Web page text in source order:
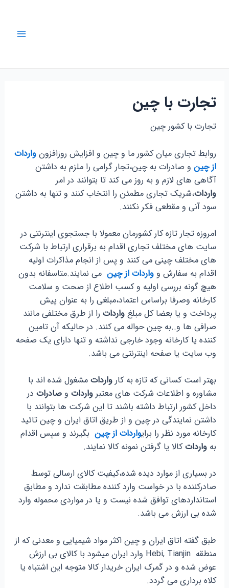
تجارت با چین
تجارت با کشور چین
روابط تجاری میان کشور ما و چین و افزایش روزافزونواردات
از چین و صادرات به چین،تجار گرامی را ملزم به داشتن
آگاهی های لازم و به روز می کند تا بتوانند در امر
واردات،شریک تجاری مطمئن را انتخاب کنند و تنها به داشتن
سود آنی و مقطعی فکر نکنند.
امروزه تجار تازه کار کشورمان معمولا با جستجوی اینترنتی در
سایت های مختلف تجاری اقدام به برقراری ارتباط با شرکت
های مختلف چینی می کنند و پس از انجام مذاکرات اولیه
اقدام به سفارش وواردات از چین می نمایند.متاسفانه بدون
هیچ گونه بررسی اولیه و کسب اطلاع از صحت و سلامت
کارخانه وصرفا براساس اعتماد،مبلغی را به عنوان پیش
پرداخت و یا بعضا کل مبلغواردات را از طرق مختلفی مانند
صرافی ها و..به چین حواله می کنند. در حالیکه آن تامین
کننده یا کارخانه وجود خارجی نداشته و تنها دارای یک صفحه
وب سایت یا صفحه اینترنتی می باشد.
بهتر است کسانی که تازه به کاروارداتمشغول شده اند با
مشاوره و اطلاعات شرکت های معتبرواردات و صادرات در
داخل کشور ارتباط داشته باشند تا این شرکت ها بتوانند با
داشتن نمایندگی در چین و از طریق اتاق ایران و چین تائید
کارخانه مورد نظر را برایواردات از چین بگیرند و سپس اقدام
بهوارداتکالا یا گرفتن نمونه کالا نمایند.
در بسیاری از موارد دیده شده،کیفیت کالای ارسالی توسط
صادرکننده با در خواست وارد کننده مطابقت ندارد و مطابق
استانداردهای توافق شده نیست و یا در مواردی محموله وارد
شده بی ارزش می باشد.
طبق گفته اتاق ایران و چین اکثر مواد شیمیایی و معدنی که از
منطقه Hebi, Tianjin وارد ایران میشود با کالای بی ارزش
عوض شده و در گمرک ایران خریدار کالا متوجه این اشتباه یا
کلاه برداری می گردد.